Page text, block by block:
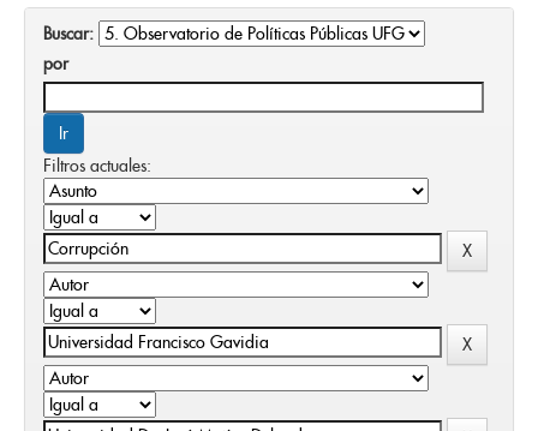
Buscar:
por
Filtros actuales: